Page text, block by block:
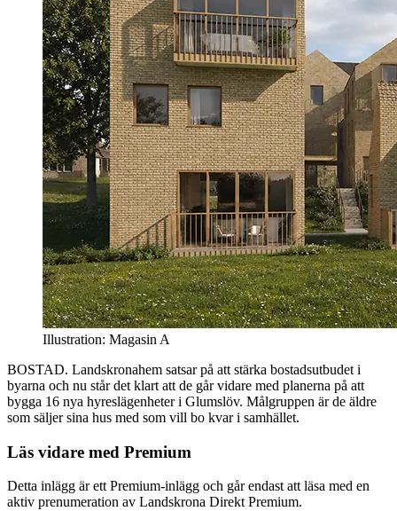
Illustration: Magasin A
BOSTAD. Landskronahem satsar på att stärka bostadsutbudet i
byarna och nu står det klart att de går vidare med planerna på att
bygga 16 nya hyreslägenheter i Glumslöv. Målgruppen är de äldre
som säljer sina hus med som vill bo kvar i samhället.
Läs vidare med Premium
Detta inlägg är ett Premium-inlägg och går endast att läsa med en
aktiv prenumeration av Landskrona Direkt Premium.